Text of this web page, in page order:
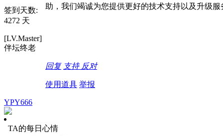
签到天数:
4272 天
[LV.Master]
伴坛终老
助，我们竭诚为您提供更好的技术支持以及升级服
回复 支持 反对
使用道具 举报
YPY666
TA的每日心情